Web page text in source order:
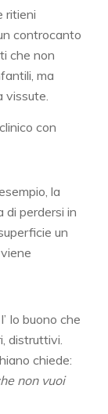
ritieni
controcanto
che non
ma
vissute.
con
la
di perdersi in
un
Io buono che
distruttivi.
chiede:
non vuoi